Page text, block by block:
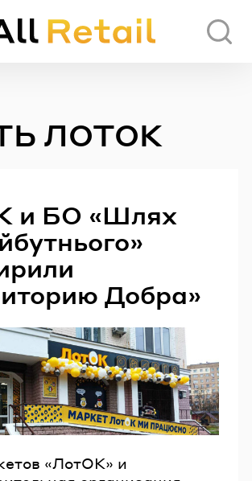
ЛОТОК
и БО «Шлях
Добра»
«ЛотОК» и
СОЦИАЛЬНЫЕ СЕТИ
GOOGLE